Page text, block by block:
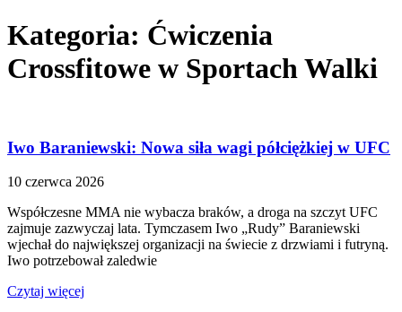
Kategoria: Ćwiczenia
Crossfitowe w Sportach Walki
Iwo Baraniewski: Nowa siła wagi półciężkiej w UFC
10 czerwca 2026
Współczesne MMA nie wybacza braków, a droga na szczyt UFC
zajmuje zazwyczaj lata. Tymczasem Iwo „Rudy” Baraniewski
wjechał do największej organizacji na świecie z drzwiami i futryną.
Iwo potrzebował zaledwie
Czytaj więcej